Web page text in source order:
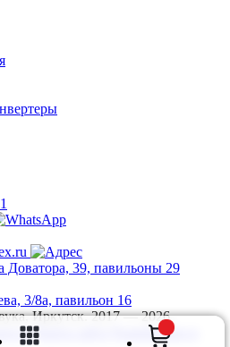
Доватора, 39, павильоны 29
3/8а, павильон 16
Иркутск. 2017 — 2026
Карта сайта
Разработано в